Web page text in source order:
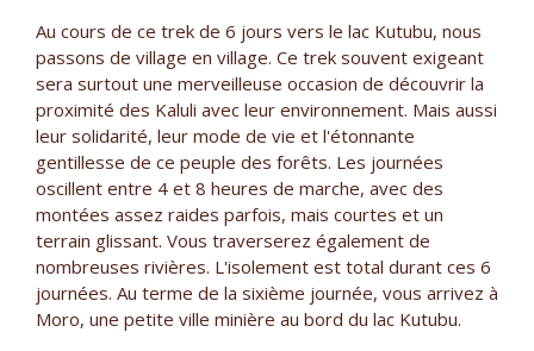
Au cours de ce trek de 6 jours vers le lac Kutubu, nous
passons de village en village. Ce trek souvent exigeant
sera surtout une merveilleuse occasion de découvrir la
proximité des Kaluli avec leur environnement. Mais aussi
leur solidarité, leur mode de vie et l'étonnante
gentillesse de ce peuple des forêts. Les journées
oscillent entre 4 et 8 heures de marche, avec des
montées assez raides parfois, mais courtes et un
terrain glissant. Vous traverserez également de
nombreuses rivières. L'isolement est total durant ces 6
journées. Au terme de la sixième journée, vous arrivez à
Moro, une petite ville minière au bord du lac Kutubu.